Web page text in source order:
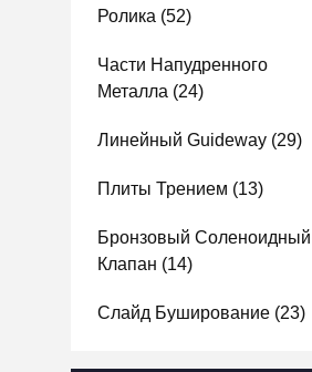
Ролика (52)
Части Напудренного
Металла (24)
Линейный Guideway (29)
Плиты Трением (13)
Бронзовый Соленоидный
Клапан (14)
Слайд Буширование (23)